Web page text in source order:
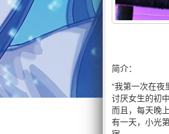
简介：
“我第一次在夜
讨厌女生的初
而且，每天晚
有一天，小光